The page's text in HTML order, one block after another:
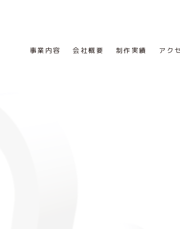
事業内容 会社概要 制作実績 アク